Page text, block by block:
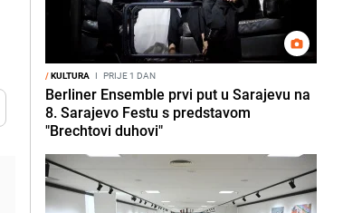
/KULTURA I PRIJE 1 DAN
Berliner Ensemble prvi put u Sarajevu na
8. Sarajevo Festu s predstavom
"Brechtovi duhovi"